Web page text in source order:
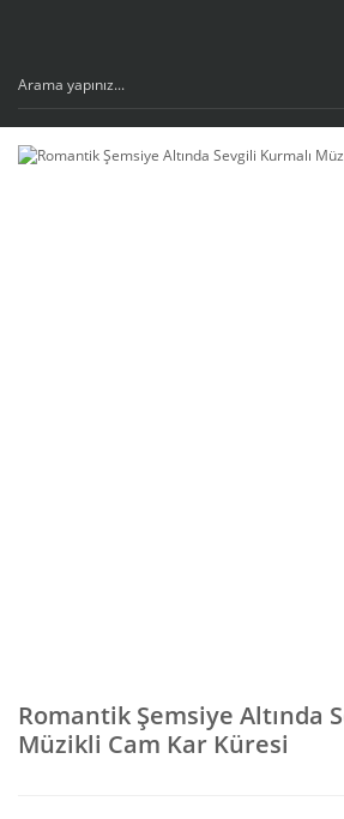
Romantik Şemsiye Altında
Müzikli Cam Kar Küresi